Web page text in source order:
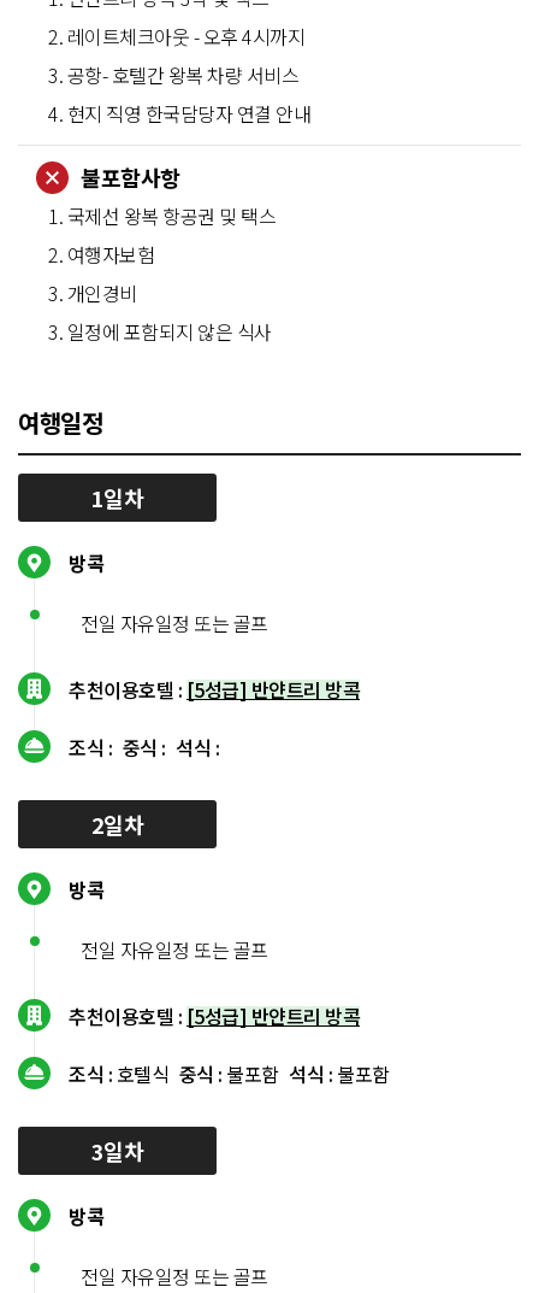
2. 레이트체크아웃 - 오후 4시까지
3. 공항- 호텔간 왕복 차량 서비스
4. 현지 직영 한국담당자 연결 안내
불포함사항
1. 국제선 왕복 항공권 및 택스
2. 여행자보험
3. 개인경비
3. 일정에 포함되지 않은 식사
여행일정
1일차
방콕
전일 자유일정 또는 골프
추천이용호텔 :[5성급] 반얀트리 방콕
조식 : 중식 : 석식 :
2일차
방콕
전일 자유일정 또는 골프
추천이용호텔 :[5성급] 반얀트리 방콕
조식 : 호텔식 중식 : 불포함 석식 : 불포함
3일차
방콕
전일 자유일정 또는 골프